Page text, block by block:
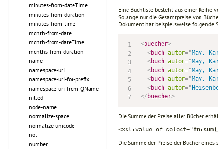
minutes-from-dateTime
minutes-from-duration
minutes-from-time
month-from-date
month-from-dateTime
months-from-duration
name
namespace-uri
namespace-uri-for-prefix
namespace-uri-from-QName
nilled
node-name
normalize-space
normalize-unicode
not
number
Eine Buchliste besteht aus einer Reihe
Solange nur die Gesamtpreise von
Dokument hat beispielsweise fol­gende
<buecher>
<buch autor="May,
<buch autor="May,
<buch autor="May,
<buch autor="May,
<buch autor="
</ buecher>
Die Summe der Preise aller Bücher
<xsl:value-of select="fn:sum(
Die Summe der Preise der Bücher